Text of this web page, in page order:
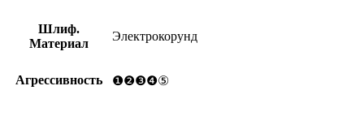
Шлиф.
Материал
Электрокорунд
Агрессивность ❶❷❸❹⑤